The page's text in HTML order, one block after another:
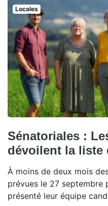
Locales
Sénatoriales :
dévoilent la liste
À moins de deux mois
prévues le 27 septembre
présenté leur équipe